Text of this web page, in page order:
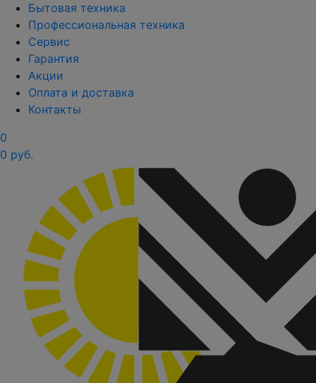
Бытовая техника
Профессиональная техника
Сервис
Гарантия
Акции
Оплата и доставка
Контакты
0
0 руб.